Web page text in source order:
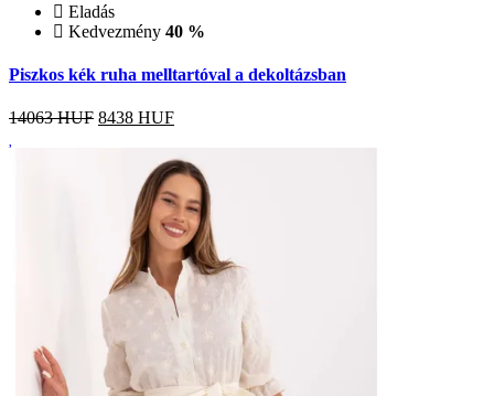
Eladás
Kedvezmény 40 %
Piszkos kék ruha melltartóval a dekoltázsban
14063 HUF 8438 HUF